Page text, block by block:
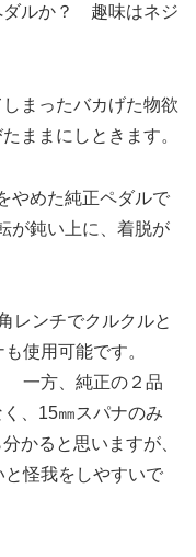
ダルか？ 趣味はネジ
まったバカげた物欲
ままにしときます。
やめた純正ペダルで
が鈍い上に、着脱が
レンチでクルクルと
使用可能です。
一方、純正の２品
、15㎜スパナのみ
かると思いますが、
怪我をしやすいで